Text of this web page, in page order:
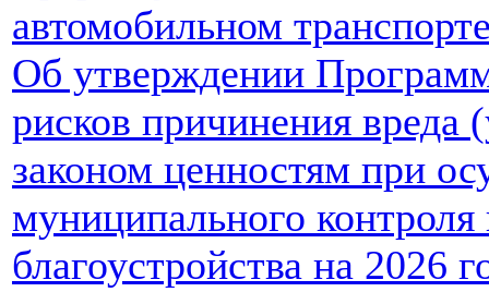
автомобильном
Об утверждении
рисков причинения
законом ценностям при
муниципального контроля
благоустройства на 2026